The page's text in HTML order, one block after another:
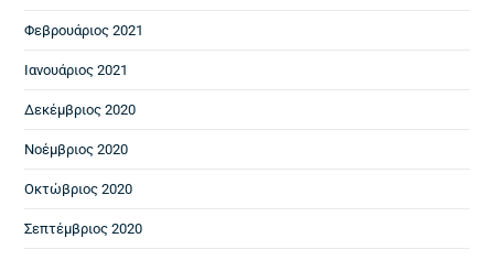
Φεβρουάριος 2021
Ιανουάριος 2021
Δεκέμβριος 2020
Νοέμβριος 2020
Οκτώβριος 2020
Σεπτέμβριος 2020